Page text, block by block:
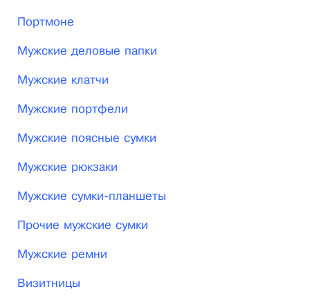
Портмоне
Мужские деловые папки
Мужские клатчи
Мужские портфели
Мужские поясные сумки
Мужские рюкзаки
Мужские сумки-планшеты
Прочие мужские сумки
Мужские ремни
Визитницы